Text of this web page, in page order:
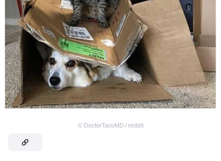
© DoctorTacoMD / reddit